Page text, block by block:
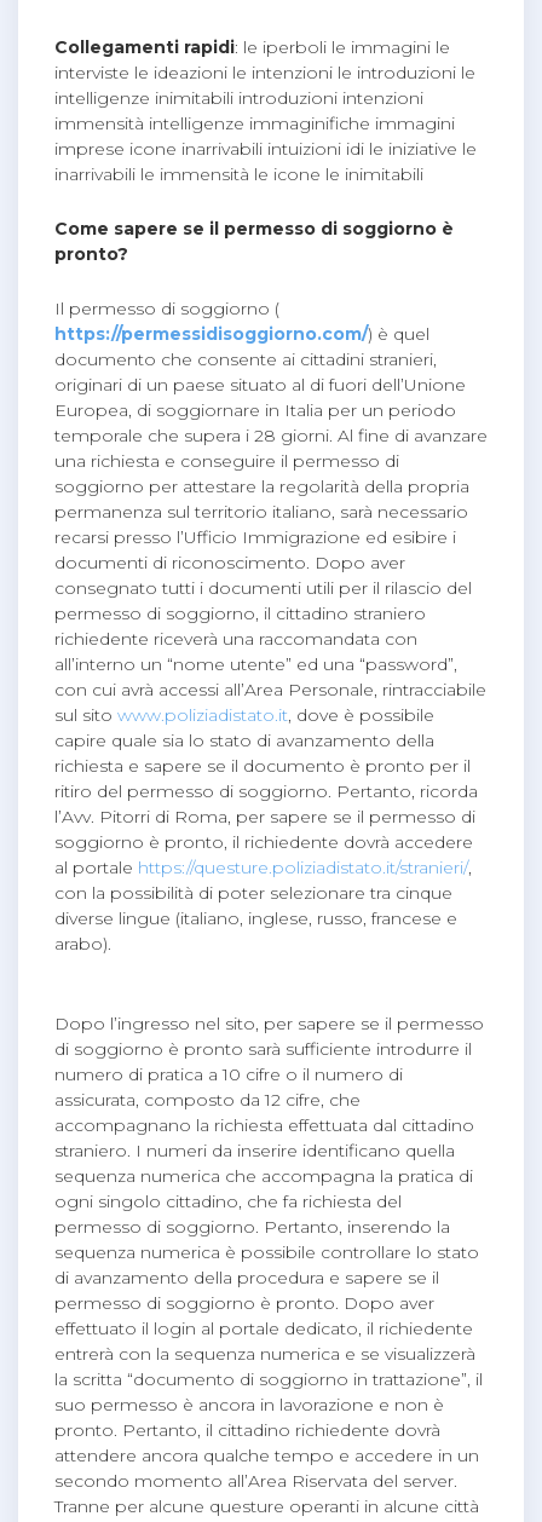
Collegamenti rapidi: le iperboli le immagini le
interviste le ideazioni le intenzioni le introduzioni le
intelligenze inimitabili introduzioni intenzioni
immensità intelligenze immaginifiche immagini
imprese icone inarrivabili intuizioni idi le iniziative le
inarrivabili le immensità le icone le inimitabili
Come sapere se il permesso di soggiorno è
pronto?
Il permesso di soggiorno (
https://permessidisoggiorno.com/) è quel
documento che consente ai cittadini stranieri,
originari di un paese situato al di fuori dell’Unione
Europea, di soggiornare in Italia per un periodo
temporale che supera i 28 giorni. Al fine di avanzare
una richiesta e conseguire il permesso di
soggiorno per attestare la regolarità della propria
permanenza sul territorio italiano, sarà necessario
recarsi presso l’Ufficio Immigrazione ed esibire i
documenti di riconoscimento. Dopo aver
consegnato tutti i documenti utili per il rilascio del
permesso di soggiorno, il cittadino straniero
richiedente riceverà una raccomandata con
all’interno un “nome utente” ed una “password”,
con cui avrà accessi all’Area Personale, rintracciabile
sul sito www.poliziadistato.it, dove è possibile
capire quale sia lo stato di avanzamento della
richiesta e sapere se il documento è pronto per il
ritiro del permesso di soggiorno. Pertanto, ricorda
l’Avv. Pitorri di Roma, per sapere se il permesso di
soggiorno è pronto, il richiedente dovrà accedere
al portale https://questure.poliziadistato.it/stranieri/,
con la possibilità di poter selezionare tra cinque
diverse lingue (italiano, inglese, russo, francese e
arabo).
Dopo l’ingresso nel sito, per sapere se il permesso
di soggiorno è pronto sarà sufficiente introdurre il
numero di pratica a 10 cifre o il numero di
assicurata, composto da 12 cifre, che
accompagnano la richiesta effettuata dal cittadino
straniero. I numeri da inserire identificano quella
sequenza numerica che accompagna la pratica di
ogni singolo cittadino, che fa richiesta del
permesso di soggiorno. Pertanto, inserendo la
sequenza numerica è possibile controllare lo stato
di avanzamento della procedura e sapere se il
permesso di soggiorno è pronto. Dopo aver
effettuato il login al portale dedicato, il richiedente
entrerà con la sequenza numerica e se visualizzerà
la scritta “documento di soggiorno in trattazione”, il
suo permesso è ancora in lavorazione e non è
pronto. Pertanto, il cittadino richiedente dovrà
attendere ancora qualche tempo e accedere in un
secondo momento all’Area Riservata del server.
Tranne per alcune questure operanti in alcune città